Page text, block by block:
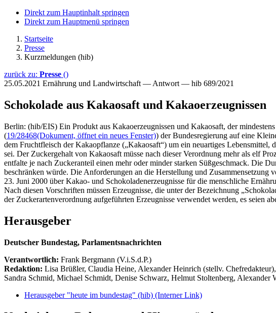
Direkt zum Hauptinhalt springen
Direkt zum Hauptmenü springen
Startseite
Presse
Kurzmeldungen (hib)
zurück zu: Presse ()
25.05.2021 Ernährung und Landwirtschaft — Antwort — hib 689/2021
Schokolade aus Kakaosaft und Kakaoerzeugnissen
Berlin: (hib/EIS) Ein Produkt aus Kakaoerzeugnissen und Kakaosaft, der
(19/28468(Dokument, öffnet ein neues Fenster)) der Bundesregierung auf eine
dem Fruchtfleisch der Kakaopflanze („Kakaosaft“) um ein neuartiges
sei. Der Zuckergehalt von Kakaosaft müsse nach dieser Verordnung mehr als elf
entfalte je nach Zuckeranteil einen mehr oder minder starken Süßgeschmack. Die
beschränken würde. Die Anforderungen an die Herstellung und
23. Juni 2000 über Kakao- und Schokoladenerzeugnisse für die menschliche
Nach diesen Vorschriften müssen Erzeugnisse, die unter der Bezeichnung
der Zuckerartenverordnung aufgeführten Erzeugnisse verwendet werden, es seien
Herausgeber
Deutscher Bundestag, Parlamentsnachrichten
Verantwortlich: Frank Bergmann (V.i.S.d.P.)
Redaktion: Lisa Brüßler, Claudia Heine, Alexander Heinrich (stellv.
Sandra Schmid, Michael Schmidt, Denise Schwarz, Helmut Stoltenberg, Alexander
Herausgeber "heute im bundestag" (hib) (Interner Link)